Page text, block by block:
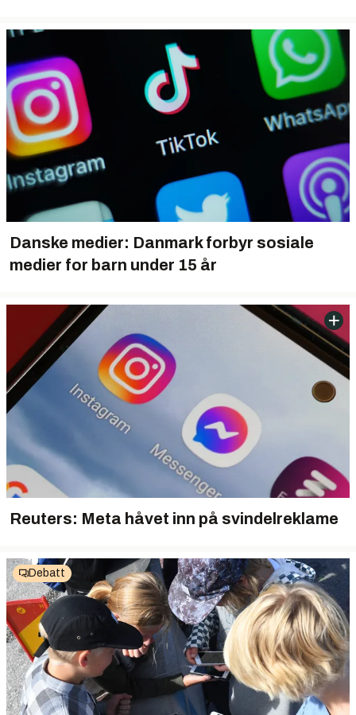
Danske medier: Danmark forbyr sosiale
medier for barn under 15 år
Reuters: Meta håvet inn på svindelreklame
Debatt